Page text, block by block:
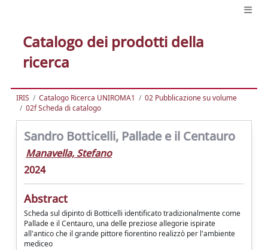
Catalogo dei prodotti della
ricerca
IRIS Catalogo Ricerca UNIROMA1
02 Pubblicazione su volume
02f Scheda di catalogo
Sandro Botticelli, Pallade e il Centauro
Manavella, Stefano
2024
Abstract
Scheda sul dipinto di Botticelli identificato tradizionalmente come
Pallade e il Centauro, una delle preziose allegorie ispirate
all'antico che il grande pittore fiorentino realizzò per l'ambiente
mediceo